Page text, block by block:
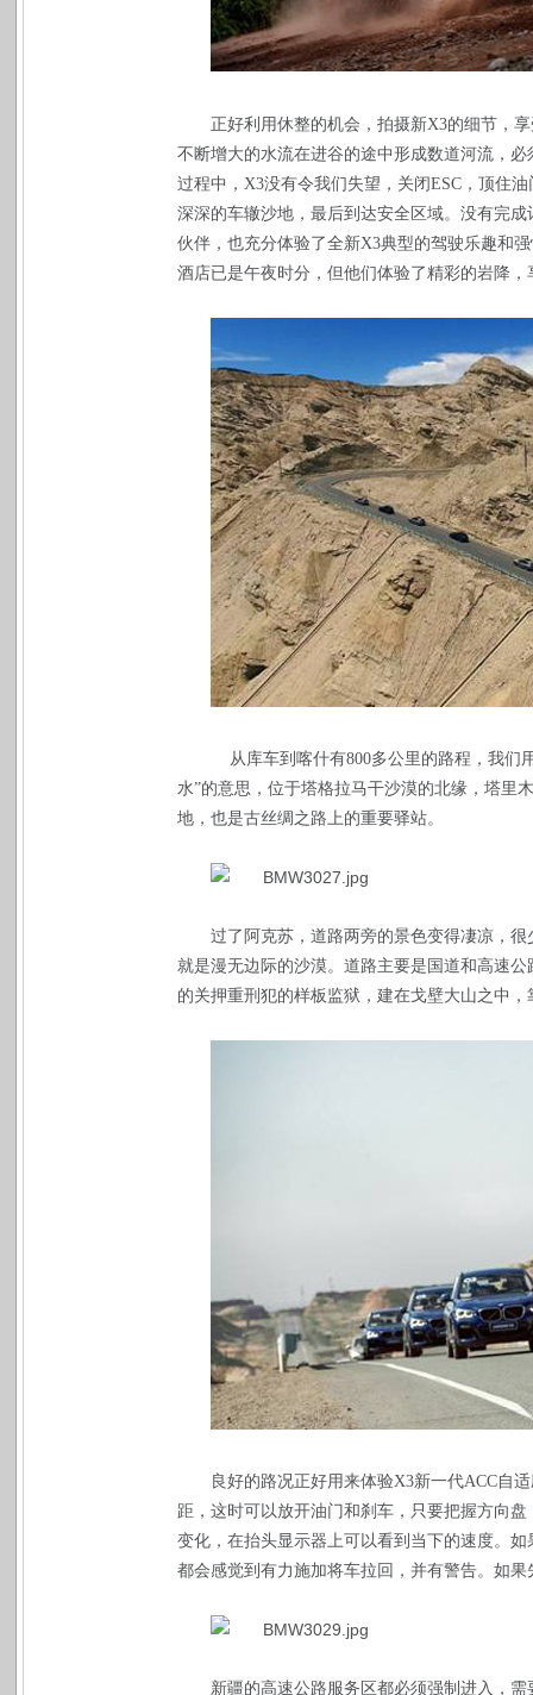
正好利用休整的机会，拍摄新X3的细节，
不断增大的水流在进谷的途中形成数道河流，
过程中， X3没有令我们失望，关闭ESC ，顶住
深深的车辙沙地，最后到达安全区域。没有完
伙伴，也充分体验了全新X3典型的驾驶乐趣和
酒店已是午夜时分，但他们体验了精彩的岩降，
从库车到喀什有800多公里的路程，我们
水”的意思，位于塔格拉马干沙漠的北缘，塔里
地，也是古丝绸之路上的重要驿站。
过了阿克苏，道路两旁的景色变得凄凉，
就是漫无边际的沙漠。道路主要是国道和高速公
的关押重刑犯的样板监狱，建在戈壁大山之中
良好的路况正好用来体验X3新一代ACC自
距，这时可以放开油门和刹车，只要把握方向
变化，在抬头显示器上可以看到当下的速度。
都会感觉到有力施加将车拉回，并有警告。如
新疆的高速公路服务区都必须强制进入，